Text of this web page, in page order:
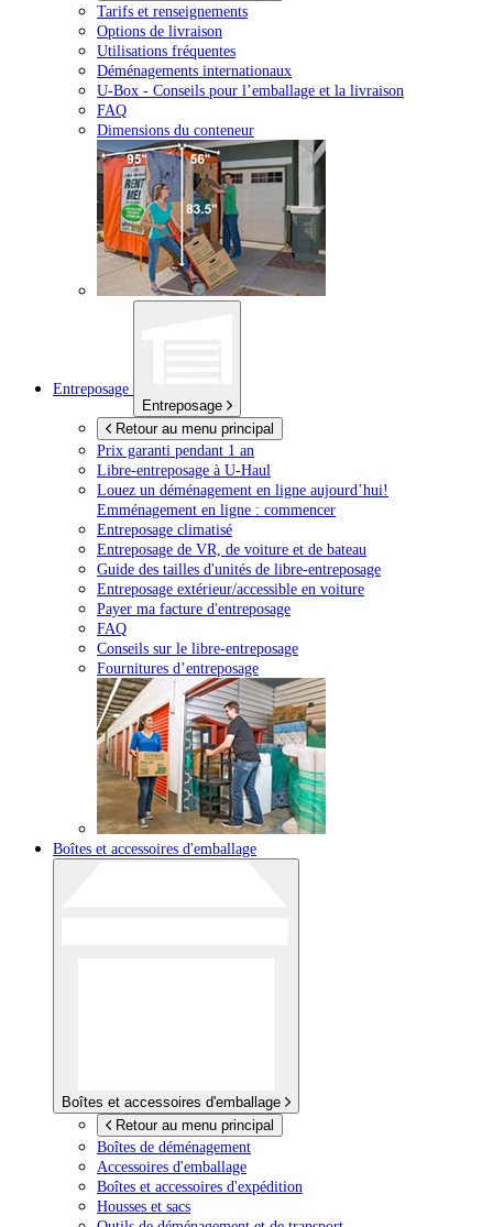
Tarifs et renseignements
Options de livraison
Utilisations fréquentes
Déménagements internationaux
U-Box - Conseils pour l’emballage et la livraison
FAQ
Dimensions du conteneur
Entreposage
Entreposage
Retour au menu principal
Prix garanti pendant 1 an
Libre-entreposage à U-Haul
Louez un déménagement en ligne aujourd’hui!
Emménagement en ligne : commencer
Entreposage climatisé
Entreposage de VR, de voiture et de bateau
Guide des tailles d'unités de libre-entreposage
Entreposage extérieur/accessible en voiture
Payer ma facture d'entreposage
FAQ
Conseils sur le libre-entreposage
Fournitures d’entreposage
Boîtes et accessoires d'emballage
Boîtes et accessoires d'emballage
Retour au menu principal
Boîtes de déménagement
Accessoires d'emballage
Boîtes et accessoires d'expédition
Housses et sacs